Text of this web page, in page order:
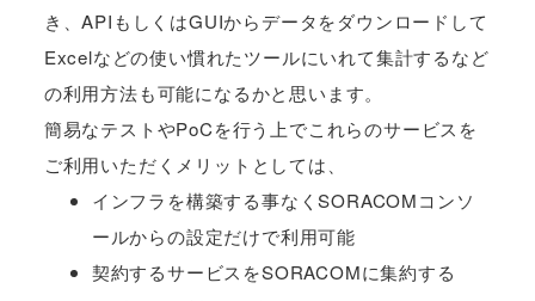
き、APIもしくはGUIからデータをダウンロードして
Excelなどの使い慣れたツールにいれて集計するなど
の利用方法も可能になるかと思います。
簡易なテストやPoCを行う上でこれらのサービスを
ご利用いただくメリットとしては、
インフラを構築する事なくSORACOMコンソ
ールからの設定だけで利用可能
契約するサービスをSORACOMに集約する